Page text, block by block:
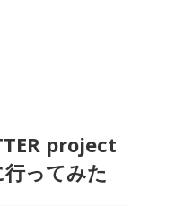
project
行ってみた